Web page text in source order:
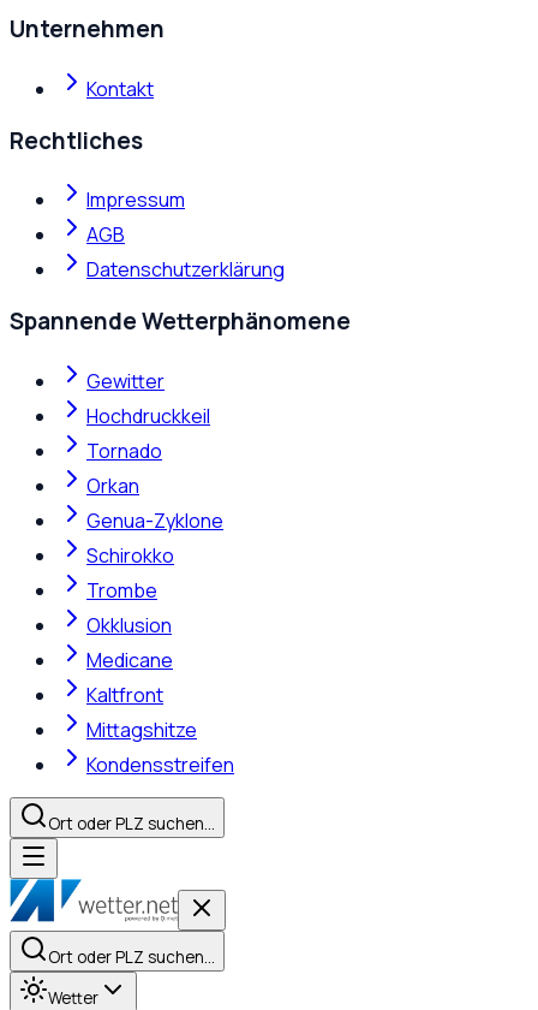
Unternehmen
Kontakt
Rechtliches
Impressum
AGB
Datenschutzerklärung
Spannende Wetterphänomene
Gewitter
Hochdruckkeil
Tornado
Orkan
Genua-Zyklone
Schirokko
Trombe
Okklusion
Medicane
Kaltfront
Mittagshitze
Kondensstreifen
Ort oder PLZ suchen…
Ort oder PLZ suchen…
Wetter